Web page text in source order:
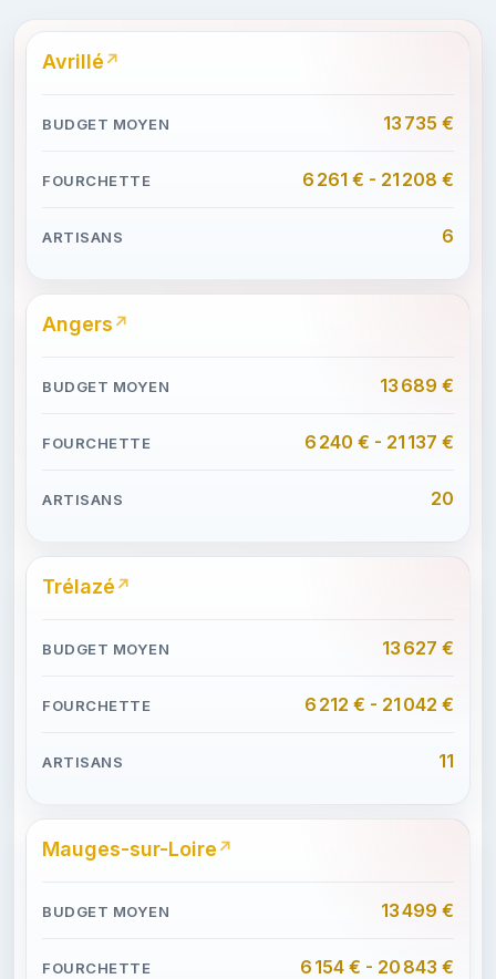
Avrillé
13 735 €
6 261 € - 21 208 €
6
Angers
13 689 €
6 240 € - 21 137 €
20
Trélazé
13 627 €
6 212 € - 21 042 €
11
Mauges-sur-Loire
13 499 €
6 154 € - 20 843 €